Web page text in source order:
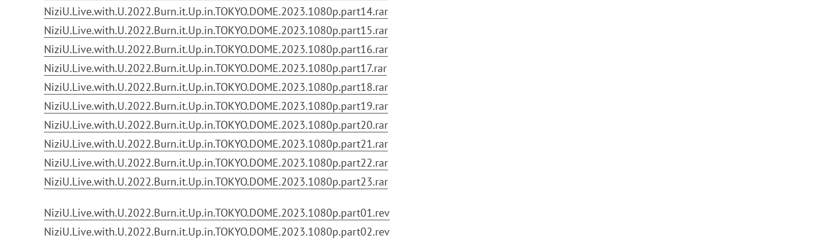
NiziU.Live.with.U.2022.Burn.it.Up.in.TOKYO.DOME.2023.1080p.part14.rar
NiziU.Live.with.U.2022.Burn.it.Up.in.TOKYO.DOME.2023.1080p.part15.rar
NiziU.Live.with.U.2022.Burn.it.Up.in.TOKYO.DOME.2023.1080p.part16.rar
NiziU.Live.with.U.2022.Burn.it.Up.in.TOKYO.DOME.2023.1080p.part17.rar
NiziU.Live.with.U.2022.Burn.it.Up.in.TOKYO.DOME.2023.1080p.part18.rar
NiziU.Live.with.U.2022.Burn.it.Up.in.TOKYO.DOME.2023.1080p.part19.rar
NiziU.Live.with.U.2022.Burn.it.Up.in.TOKYO.DOME.2023.1080p.part20.rar
NiziU.Live.with.U.2022.Burn.it.Up.in.TOKYO.DOME.2023.1080p.part21.rar
NiziU.Live.with.U.2022.Burn.it.Up.in.TOKYO.DOME.2023.1080p.part22.rar
NiziU.Live.with.U.2022.Burn.it.Up.in.TOKYO.DOME.2023.1080p.part23.rar
NiziU.Live.with.U.2022.Burn.it.Up.in.TOKYO.DOME.2023.1080p.part01.rev
NiziU.Live.with.U.2022.Burn.it.Up.in.TOKYO.DOME.2023.1080p.part02.rev